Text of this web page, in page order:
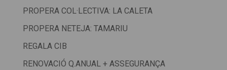
PROPERA COL·LECTIVA: LA CALETA
PROPERA NETEJA: TAMARIU
REGALA CIB
RENOVACIÓ Q.ANUAL + ASSEGURANÇA